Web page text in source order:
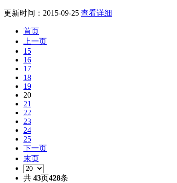
更新时间：2015-09-25 查看详细
首页
上一页
15
16
17
18
19
20
21
22
23
24
25
下一页
末页
共 43页428条